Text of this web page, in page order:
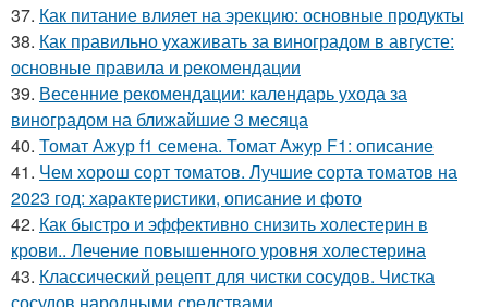
37. Как питание влияет на эрекцию: основные продукты
38. Как правильно ухаживать за виноградом в августе:
основные правила и рекомендации
39. Весенние рекомендации: календарь ухода за
виноградом на ближайшие 3 месяца
40. Томат Ажур f1 семена. Томат Ажур F1: описание
41. Чем хорош сорт томатов. Лучшие сорта томатов на
2023 год: характеристики, описание и фото
42. Как быстро и эффективно снизить холестерин в
крови.. Лечение повышенного уровня холестерина
43. Классический рецепт для чистки сосудов. Чистка
сосудов народными средствами